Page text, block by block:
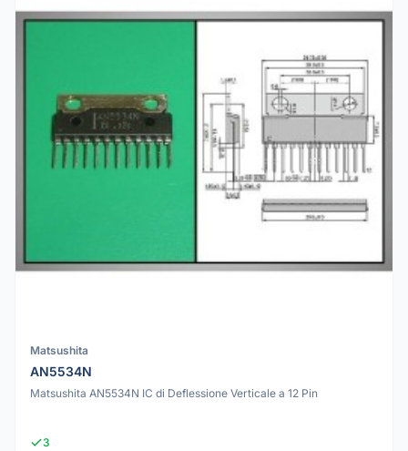
Matsushita
AN5534N
Matsushita AN5534N IC di Deflessione Verticale a 12 Pin
3